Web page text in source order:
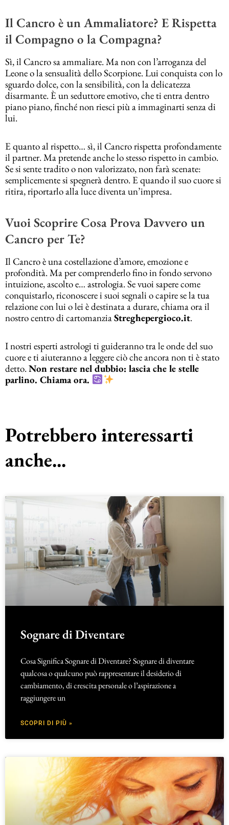
Il Cancro è un Ammaliatore? E Rispetta
il Compagno o la Compagna?
Sì, il Cancro sa ammaliare. Ma non con l’arroganza del
Leone o la sensualità dello Scorpione. Lui conquista con lo
sguardo dolce, con la sensibilità, con la delicatezza
disarmante. È un seduttore emotivo, che ti entra dentro
piano piano, finché non riesci più a immaginarti senza di
lui.
E quanto al rispetto… sì, il Cancro rispetta profondamente
il partner. Ma pretende anche lo stesso rispetto in cambio.
Se si sente tradito o non valorizzato, non farà scenate:
semplicemente si spegnerà dentro. E quando il suo cuore si
ritira, riportarlo alla luce diventa un’impresa.
Vuoi Scoprire Cosa Prova Davvero un
Cancro per Te?
Il Cancro è una costellazione d’amore, emozione e
profondità. Ma per comprenderlo fino in fondo servono
intuizione, ascolto e… astrologia. Se vuoi sapere come
conquistarlo, riconoscere i suoi segnali o capire se la tua
relazione con lui o lei è destinata a durare, chiama ora il
nostro centro di cartomanziaStreghepergioco.it.
I nostri esperti astrologi ti guideranno tra le onde del suo
cuore e ti aiuteranno a leggere ciò che ancora non ti è stato
detto.Non restare nel dubbio: lascia che le stelle
parlino. Chiama ora.
Potrebbero interessarti
anche...
Sognare di Diventare
Cosa Significa Sognare di Diventare? Sognare di diventare
qualcosa o qualcuno può rappresentare il desiderio di
cambiamento, di crescita personale o l’aspirazione a
raggiungere un
SCOPRI DI PIÙ »